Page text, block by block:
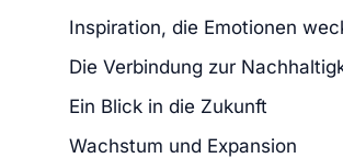
Inspiration, die Emotionen
Die Verbindung zur
Ein Blick in die Zukunft
Wachstum und Expansion